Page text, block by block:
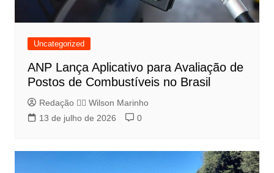
Uncategorized
ANP Lança Aplicativo para Avaliação de
Postos de Combustíveis no Brasil
Redação 👨‍⚖️​ Wilson Marinho
13 de julho de 2026
0